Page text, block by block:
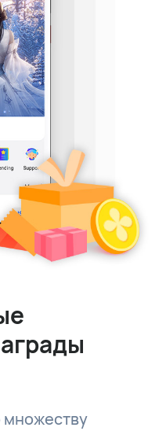
множеству